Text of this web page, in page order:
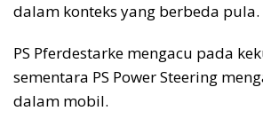
dalam konteks yang berbeda pula.
PS Pferdestarke mengacu pada
sementara PS Power Steering
dalam mobil.